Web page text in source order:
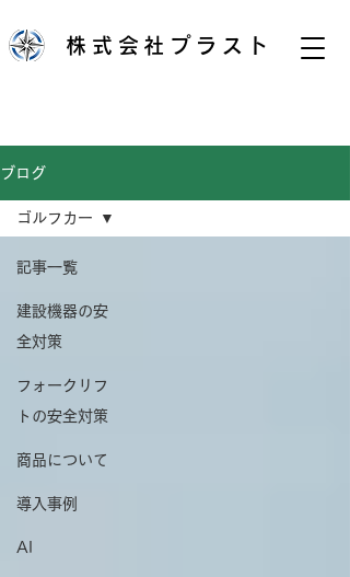
株式会社プラスト
ブログ
記事一覧
建設機器の安
全対策
フォークリフ
トの安全対策
商品について
導入事例
AI
ゴルフカー